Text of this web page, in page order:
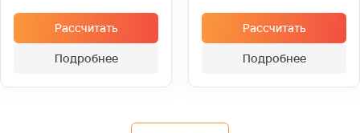
Рассчитать
Подробнее
Рассчитать
Подробнее